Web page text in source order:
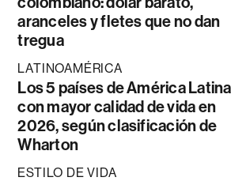
aranceles y fletes que no dan
tregua
LATINOAMÉRICA
Los 5 países de América Latina
con mayor calidad de vida en
2026, según clasificación de
Wharton
ESTILO DE VIDA